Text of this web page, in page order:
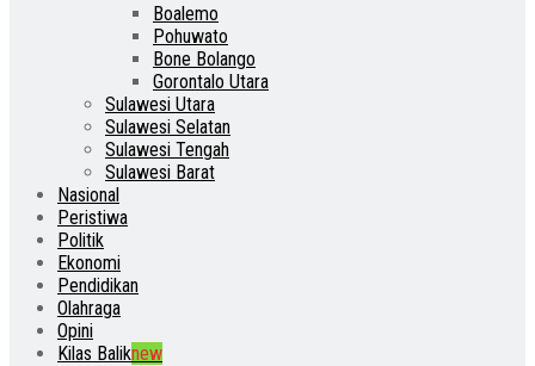
Boalemo
Pohuwato
Bone Bolango
Gorontalo Utara
Sulawesi Utara
Sulawesi Selatan
Sulawesi Tengah
Sulawesi Barat
Nasional
Peristiwa
Politik
Ekonomi
Pendidikan
Olahraga
Opini
Kilas Baliknew